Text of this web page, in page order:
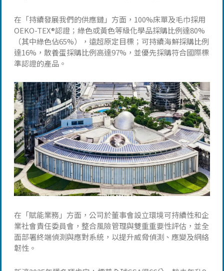
在「持續發展我們的供應鏈」方面，100%床單及毛巾採用
OEKO-TEX®認證；綠色或黃色等級化學品採購比例達80%
（其中綠色佔65%），遠超原定目標；可持續海鮮採購比例
達16%，散養蛋採購比例高達97%，並優先採購符合國際標
準認證的產品。
在「賦能業務」方面，公司於董事會設立環境可持續性和企
業社會責任委員會，整合風險管理與雙重重要性評估，並全
面部署終端偵測與應對系統，以提升威脅偵測、應變及網絡
韌性。